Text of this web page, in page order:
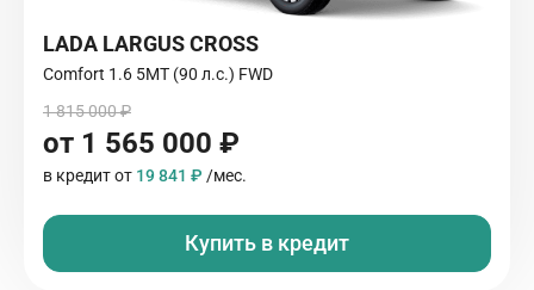
LADA LARGUS CROSS
Comfort 1.6 5МТ (90 л.с.) FWD
1 815 000 ₽
от 1 565 000 ₽
в кредит от 19 841 ₽ /мес.
Купить в кредит